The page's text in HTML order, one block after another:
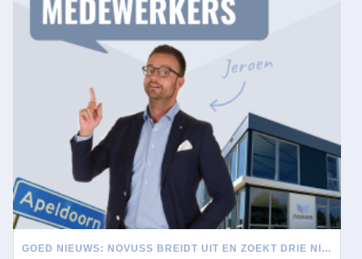
GOED NIEUWS: NOVUSS BREIDT UIT EN ZOEKT DRIE NIEUWE MEDEWERKERS